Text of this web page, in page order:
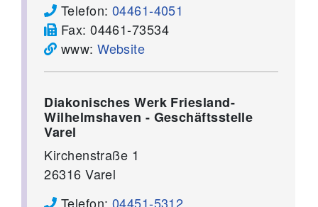
Telefon: 04461-4051
Fax:04461-73534
www:Website
Diakonisches Werk Friesland-
Wilhelmshaven - Geschäftsstelle
Varel
Kirchenstraße 1
26316 Varel
Telefon: 04451-5312